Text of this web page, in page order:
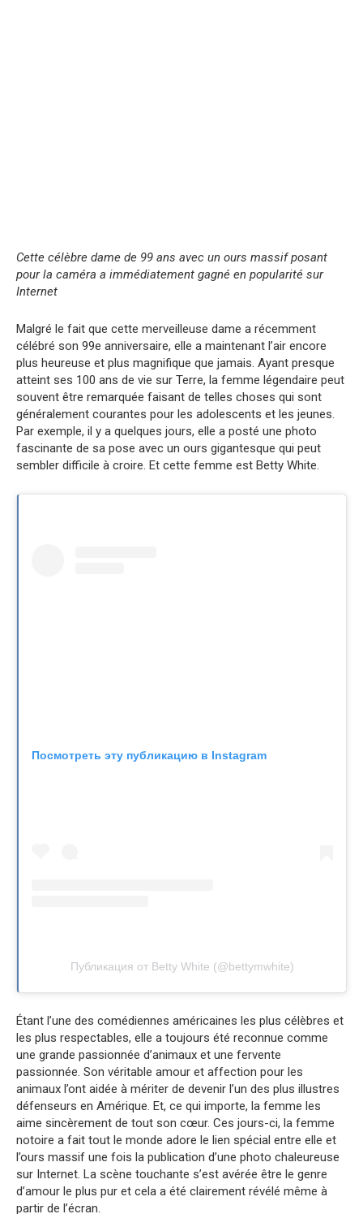
Cette célèbre dame de 99 ans avec un ours massif posant
pour la caméra a immédiatement gagné en popularité sur
Internet
Malgré le fait que cette merveilleuse dame a récemment
célébré son 99e anniversaire, elle a maintenant l’air encore
plus heureuse et plus magnifique que jamais. Ayant presque
atteint ses 100 ans de vie sur Terre, la femme légendaire peut
souvent être remarquée faisant de telles choses qui sont
généralement courantes pour les adolescents et les jeunes.
Par exemple, il y a quelques jours, elle a posté une photo
fascinante de sa pose avec un ours gigantesque qui peut
sembler difficile à croire. Et cette femme est Betty White.
Посмотреть эту публикацию в Instagram
Публикация от Betty White (@bettymwhite)
Étant l’une des comédiennes américaines les plus célèbres et
les plus respectables, elle a toujours été reconnue comme
une grande passionnée d’animaux et une fervente
passionnée. Son véritable amour et affection pour les
animaux l’ont aidée à mériter de devenir l’un des plus illustres
défenseurs en Amérique. Et, ce qui importe, la femme les
aime sincèrement de tout son cœur. Ces jours-ci, la femme
notoire a fait tout le monde adore le lien spécial entre elle et
l’ours massif une fois la publication d’une photo chaleureuse
sur Internet. La scène touchante s’est avérée être le genre
d’amour le plus pur et cela a été clairement révélé même à
partir de l’écran.